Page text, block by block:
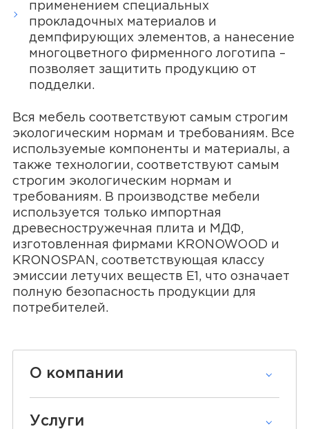
применением специальных
прокладочных материалов и
демпфирующих элементов, а нанесение
многоцветного фирменного логотипа –
позволяет защитить продукцию от
подделки.
Вся мебель соответствуют самым строгим
экологическим нормам и требованиям. Все
используемые компоненты и материалы, а
также технологии, соответствуют самым
строгим экологическим нормам и
требованиям. В производстве мебели
используется только импортная
древесностружечная плита и МДФ,
изготовленная фирмами KRONOWOOD и
KRONOSPAN, соответствующая классу
эмиссии летучих веществ Е1, что означает
полную безопасность продукции для
потребителей.
О компании
Услуги